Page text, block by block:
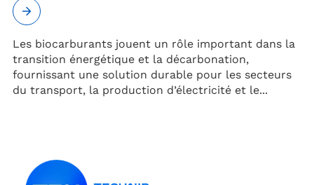
Les biocarburants jouent un rôle important dans la
transition énergétique et la décarbonation,
fournissant une solution durable pour les secteurs
du transport, la production d’électricité et le...